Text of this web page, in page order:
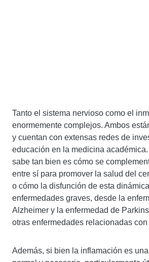
Tanto el sistema nervioso como el
enormemente complejos. Ambos
y cuentan con extensas redes de
educación en la medicina
sabe tan bien es cómo se
entre sí para promover la salud del
o cómo la disfunción de esta
enfermedades graves, desde la
Alzheimer y la enfermedad de
otras enfermedades relacionadas
Además, si bien la inflamación es